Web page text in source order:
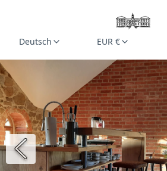
Deutsch EUR €